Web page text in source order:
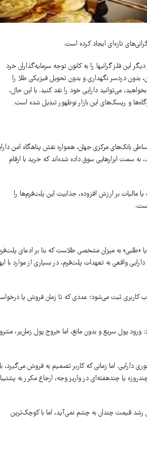
تازه‌ای ایجاد کرده است.
این فلز گرانبها را به کانون توجه سرمایه‌گذاران خرد
بدون دردسر نگهداری و بدون تحویل فیزیکی طلا را
می‌توانید دارایی خود را نقد کنید. با این حال،
و ریسک‌های این بازار نوظهور تبدیل شده است.
بانک‌های مرکزی جهان، همواره نقش پناهگاه امن
به سمت ابزارهایی سوق داده شده‌اند که خرید با ارقام
بر ارزش افزوده، جذابیت این پلت‌فرم‌ها را
«طلبی» به میزان مشخصی طلاست که بنا بر ادعای
واقعی به تعهدات پلت‌فرم، در بسیاری از موارد با
کاربری ثبت می‌شود؛ عددی که تا زمان فروش یا
پول سریع و بدون مانع، اما خروج پول زمان‌بر،
دارایی. اما زمانی که کاربر تصمیم به فروش می‌گیرد، با
یا چندهفته‌ای در واریز وجه، ارجاع مکرر به
قیمت چندان به چشم نمی‌آید، اما با کوچک‌ترین